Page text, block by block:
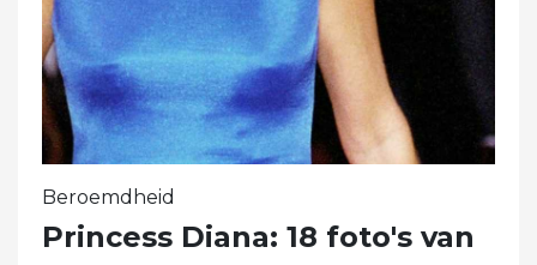
Beroemdheid
Princess Diana: 18 foto's van